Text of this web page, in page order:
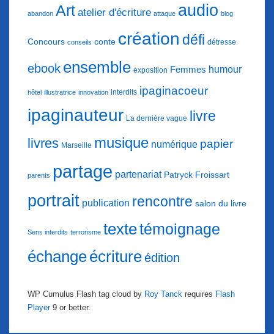
abandon Art atelier d'écriture attaque audio blog
Concours conseils conte création défi détresse
ebook ensemble exposition Femmes humour
hôtel illustratrice innovation interdits ipaginacoeur
ipaginauteur La dernière vague livre
livres Marseille musique numérique papier
parents partage partenariat Patryck Froissart
portrait publication rencontre salon du livre
Sens interdits terrorisme textetémoignage
échangeécritureédition
WP Cumulus Flash tag cloud by Roy Tanck requires Flash
Player9 or better.